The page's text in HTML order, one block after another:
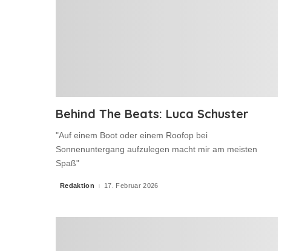
Behind The Beats: Luca Schuster
"Auf einem Boot oder einem Roofop bei
Sonnenuntergang aufzulegen macht mir am meisten
Spaß"
Posted
Redaktion 17. Februar 2026